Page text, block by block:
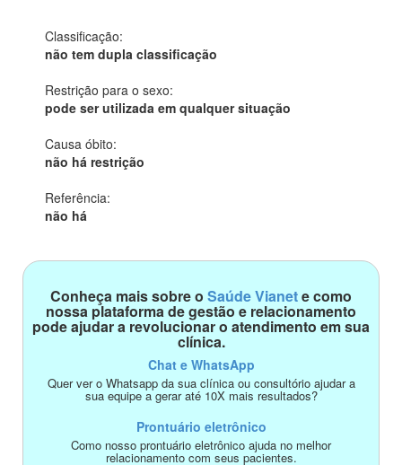
Classificação:
não tem dupla classificação
Restrição para o sexo:
pode ser utilizada em qualquer situação
Causa óbito:
não há restrição
Referência:
não há
Conheça mais sobre o Saúde Vianete como
nossa plataforma de gestão e relacionamento
pode ajudar a revolucionar o atendimento em sua
clínica.
Chat e WhatsApp
Quer ver o Whatsapp da sua clínica ou consultório ajudar a
sua equipe a gerar até 10X mais resultados?
Prontuário eletrônico
Como nosso prontuário eletrônico ajuda no melhor
relacionamento com seus pacientes.